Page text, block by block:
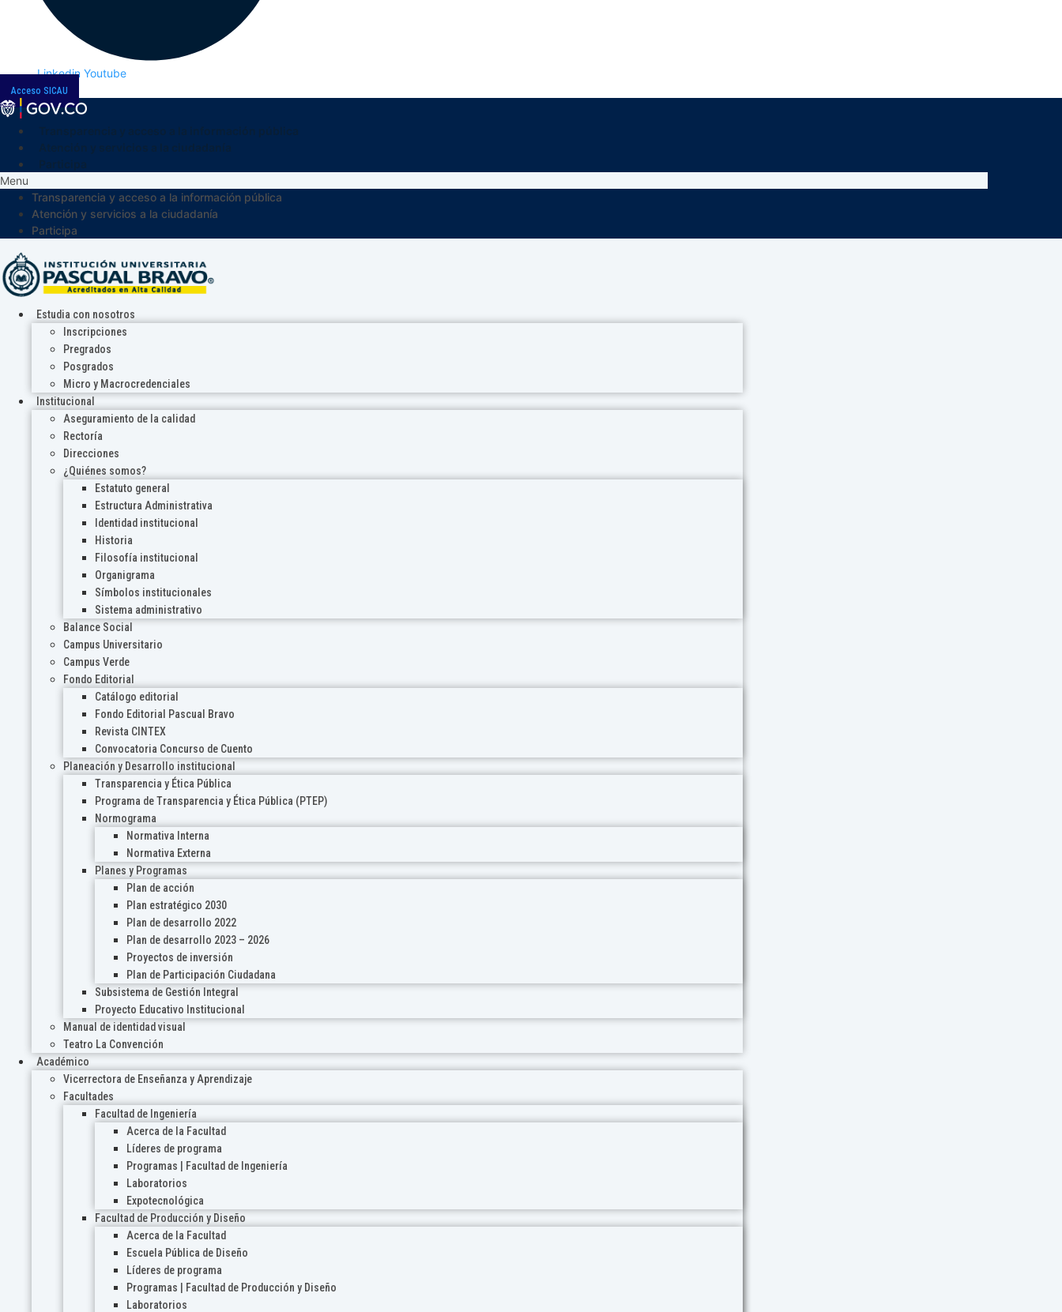
Linkedin Youtube
Acceso SICAU
Menu
Transparencia y acceso a la información pública
Atención y servicios a la ciudadanía
Participa
Estudia con nosotros
Inscripciones
Pregrados
Posgrados
Micro y Macrocredenciales
Institucional
Aseguramiento de la calidad
Rectoría
Direcciones
¿Quiénes somos?
Estatuto general
Estructura Administrativa
Identidad institucional
Historia
Filosofía institucional
Organigrama
Símbolos institucionales
Sistema administrativo
Balance Social
Campus Universitario
Campus Verde
Fondo Editorial
Catálogo editorial
Fondo Editorial Pascual Bravo
Revista CINTEX
Convocatoria Concurso de Cuento
Planeación y Desarrollo institucional
Transparencia y Ética Pública
Programa de Transparencia y Ética Pública (PTEP)
Normograma
Normativa Interna
Normativa Externa
Planes y Programas
Plan de acción
Plan estratégico 2030
Plan de desarrollo 2022
Plan de desarrollo 2023 – 2026
Proyectos de inversión
Plan de Participación Ciudadana
Subsistema de Gestión Integral
Proyecto Educativo Institucional
Manual de identidad visual
Teatro La Convención
Académico
Vicerrectora de Enseñanza y Aprendizaje
Facultades
Facultad de Ingeniería
Acerca de la Facultad
Líderes de programa
Programas | Facultad de Ingeniería
Laboratorios
Expotecnológica
Facultad de Producción y Diseño
Acerca de la Facultad
Escuela Pública de Diseño
Líderes de programa
Programas | Facultad de Producción y Diseño
Laboratorios